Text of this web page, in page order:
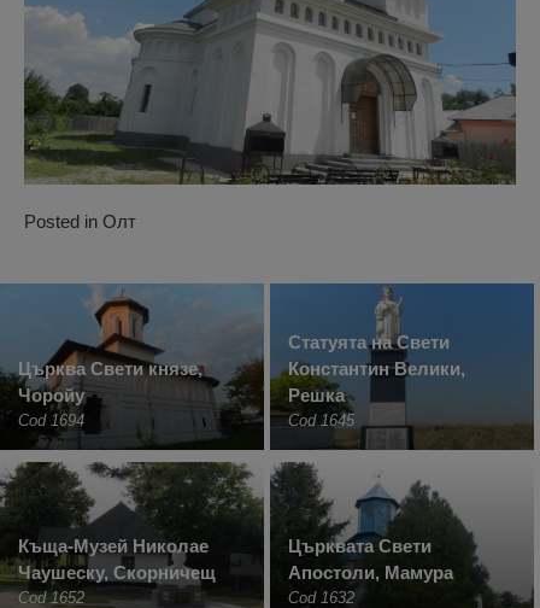
Posted in Олт
Църква Свети князе,
Чоройу
Cod 1694
Статуята на Свети
Константин Велики,
Решка
Cod 1645
Къща-Музей Николае
Чаушеску, Скорничещ
Cod 1652
Църквата Свети
Апостоли, Мамура
Cod 1632